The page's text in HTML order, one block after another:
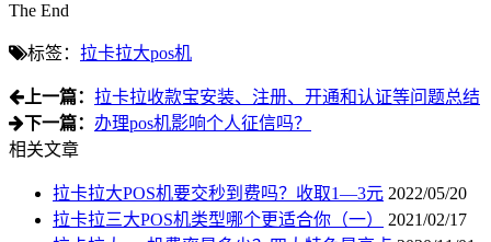
The End
标签： 拉卡拉大pos机
上一篇： 拉卡拉收款宝安装、注册、开通和认证等问题总结
下一篇： 办理pos机影响个人征信吗？
相关文章
拉卡拉大POS机要交秒到费吗？收取1—3元 2022/05/20
拉卡拉三大POS机类型哪个更适合你（一）
2021/02/17